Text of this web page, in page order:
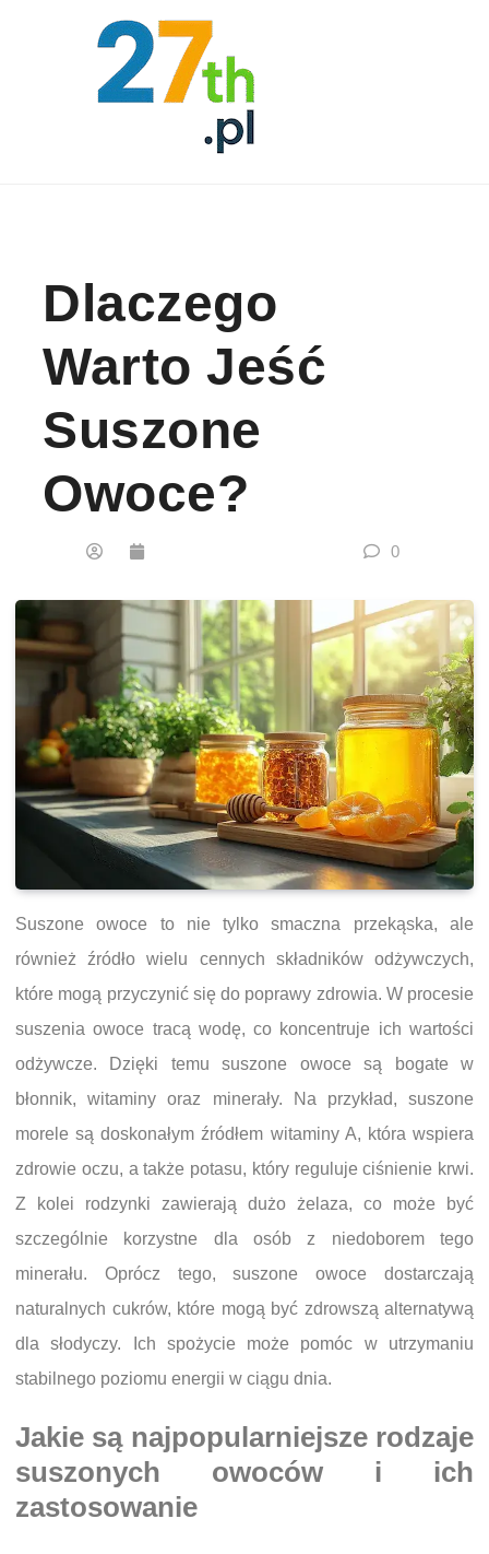
Dlaczego
Warto Jeść
Suszone
Owoce?
0
Suszone owoce to nie tylko smaczna przekąska, ale
również źródło wielu cennych składników odżywczych,
które mogą przyczynić się do poprawy zdrowia. W procesie
suszenia owoce tracą wodę, co koncentruje ich wartości
odżywcze. Dzięki temu suszone owoce są bogate w
błonnik, witaminy oraz minerały. Na przykład, suszone
morele są doskonałym źródłem witaminy A, która wspiera
zdrowie oczu, a także potasu, który reguluje ciśnienie krwi.
Z kolei rodzynki zawierają dużo żelaza, co może być
szczególnie korzystne dla osób z niedoborem tego
minerału. Oprócz tego, suszone owoce dostarczają
naturalnych cukrów, które mogą być zdrowszą alternatywą
dla słodyczy. Ich spożycie może pomóc w utrzymaniu
stabilnego poziomu energii w ciągu dnia.
Jakie są najpopularniejsze rodzaje
suszonych owoców i ich
zastosowanie